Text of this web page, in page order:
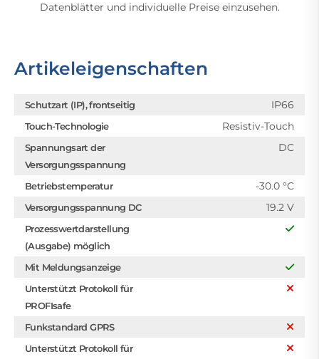
Datenblätter und individuelle Preise einzusehen.
Artikeleigenschaften
Schutzart (IP), frontseitig IP66
Touch-Technologie Resistiv-Touch
Spannungsart der
Versorgungsspannung
DC
Betriebstemperatur -30.0 °C
Versorgungsspannung DC 19.2 V
Prozesswertdarstellung
(Ausgabe) möglich
Mit Meldungsanzeige
Unterstützt Protokoll für
PROFIsafe
Funkstandard GPRS
Unterstützt Protokoll für